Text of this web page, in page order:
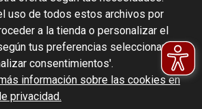
Group Sp. z o. o.
uso de todos estos archivos por
a la tienda o personalizar el
tus preferencias seleccionando
consentimientos'.
información sobre las cookies en
privacidad.